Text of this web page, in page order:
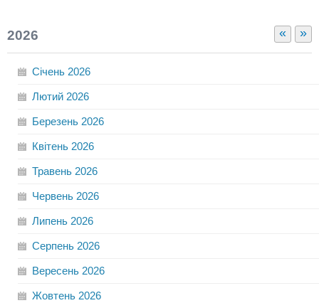
« »
2026
Січень 2026
Лютий 2026
Березень 2026
Квітень 2026
Травень 2026
Червень 2026
Липень 2026
Серпень 2026
Вересень 2026
Жовтень 2026